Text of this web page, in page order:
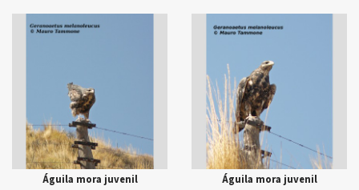
Águila mora juvenil Águila mora juvenil